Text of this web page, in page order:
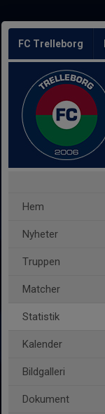
FC Trelleborg
Hem
Nyheter
Truppen
Matcher
Statistik
Kalender
Bildgalleri
Dokument